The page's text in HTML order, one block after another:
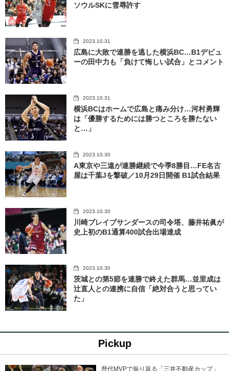
ソウルSKに雪辱許す
2023.10.31
広島に大敗で連勝を逃した横浜BC…B1デビュ
ーの田中力も「負けて悔しい試合」とコメント
2023.10.31
横浜BCはホームで広島と痛み分け…河村勇輝
は「優勝するためには勝つところを勝たない
と…」
2023.10.30
A東京や三遠が連勝継続で今季8勝目…FE名古
屋は千葉Jを撃破／10月29日開催 B1試合結果
2023.10.30
川崎ブレイブサンダースの司令塔、藤井祐眞が
史上初のB1通算400試合出場達成
2023.10.30
茨城との第5節を連勝で終えた群馬…並里成は
辻直人との連携に自信「絶対合うと思ってい
た」
Pickup
歴代MVPで振り返る「三井不動産カップ」